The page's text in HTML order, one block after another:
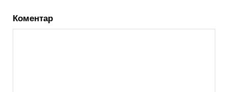
Коментар